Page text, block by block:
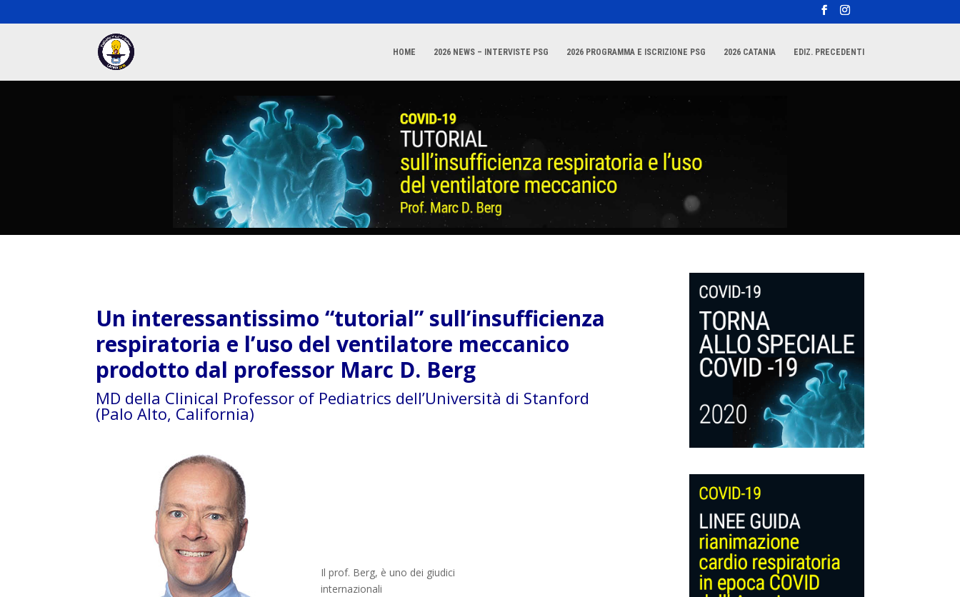
HOME 2026 NEWS – INTERVISTE PSG 2026 PROGRAMMA E ISCRIZIONE PSG 2026 CATANIA EDIZ. PRECEDENTI
Un interessantissimo “tutorial” sull’insufficienza
respiratoria e l’uso del ventilatore meccanico
prodotto dal professor Marc D. Berg
MD della Clinical Professor of Pediatrics dell’Università di Stanford
(Palo Alto, California)
Il prof. Berg, è uno dei giudici
internazionali